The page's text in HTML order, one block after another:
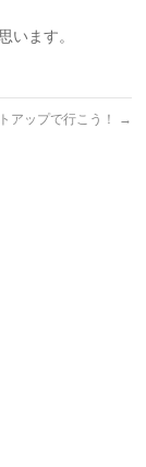
います。
アップで行こう！ →